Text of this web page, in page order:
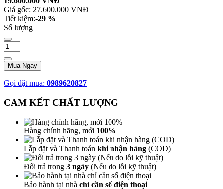
Giá gốc: 27.600.000 VNĐ
Tiết kiệm:-29 %
Số lượng
Mua Ngay
Gọi đặt mua: 0989620827
CAM KẾT CHẤT LƯỢNG
Hàng chính hãng, mới 100%
Lắp đặt và Thanh toán khi nhận hàng (COD)
Đổi trả trong 3 ngày (Nếu do lỗi kỹ thuật)
Bảo hành tại nhà chỉ cần số điện thoại